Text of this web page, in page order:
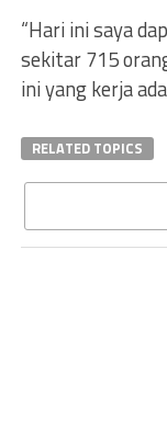
“Hari ini saya
sekitar 715
ini yang kerja
RELATED TOPICS